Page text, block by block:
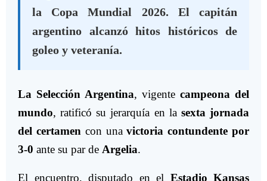
la Copa Mundial 2026. El capitán
argentino alcanzó hitos históricos de
goleo y veteranía.
La Selección Argentina, vigente campeona del
mundo, ratificó su jerarquía en la sexta jornada
del certamen con unavictoria contundente por
3-0 ante su par de Argelia.
El encuentro, disputado en el Estadio Kansas